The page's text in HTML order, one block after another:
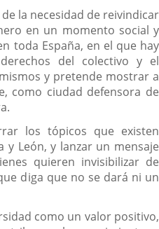
de la necesidad de reivindicar
en un momento social y
toda España, en el que hay
del colectivo y el
y pretende mostrar a
como ciudad defensora de
los tópicos que existen
y León, y lanzar un mensaje
quieren invisibilizar de
diga que no se dará ni un
como un valor positivo,